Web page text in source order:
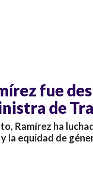
fue
de
Ramírez ha
la equidad de